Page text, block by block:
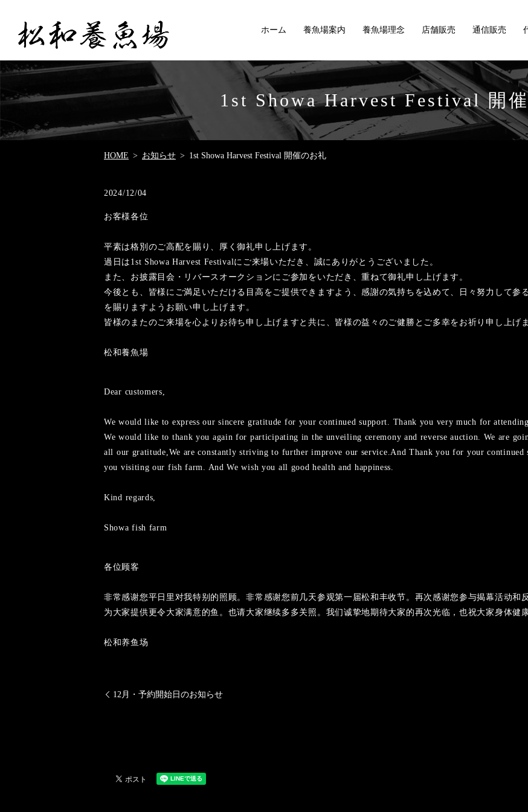
ホーム 養魚場案内 養魚場理念 店舗販売 通信販売
1st Showa Harvest Festival 開
HOME お知らせ 1st Showa Harvest Festival 開催のお礼
2024/12/04
お客様各位
平素は格別のご高配を賜り、厚く御礼申し上げます。
過日は1st Showa Harvest Festivalにご来場いただき、誠にありがとうございました。
また、お披露目会・リバースオークションにご参加をいただき、重ねて御礼申し上げます。
今後とも、皆様にご満足いただける目高をご提供できますよう、感謝の気持ちを込めて、日々努力して参
を賜りますようお願い申し上げます。
皆様のまたのご来場を心よりお待ち申し上げますと共に、皆様の益々のご健勝とご多幸をお祈り申し上げま
松和養魚場
Dear customers,
We would like to express our sincere gratitude for your continued support. Thank you very much for
We would like to thank you again for participating in the unveiling ceremony and reverse auction. We are
all our gratitude,We are constantly striving to further improve our service.And Thank you for your
you visiting our fish farm. And We wish you all good health and happiness.
Kind regards,
Showa fish farm
各位顾客
非常感谢您平日里对我特别的照顾。非常感谢您前几天参观第一届松和丰收节。再次感谢您参与揭幕活动和
为大家提供更令大家满意的鱼。也请大家继续多多关照。我们诚挚地期待大家的再次光临，也祝大家身体健
松和养鱼场
12月・予約開始日のお知らせ